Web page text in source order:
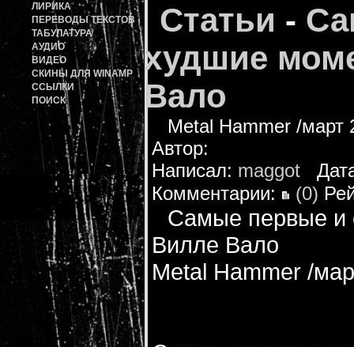
ЛИРИКА
ПЕРЕВОДЫ ТЕКСТОВ
ТАБУЛАТУРА
АУДИО
ВИДЕО
СКИНЫ ДЛЯ WINAMP
ССЫЛКИ
ПОИСК
Статьи -
худшие
Вало
Metal Hammer /март
Автор:
Написал: maggot
Комментарии:
(0)
Самые первые и
Вилле Вало
Metal Hammer /